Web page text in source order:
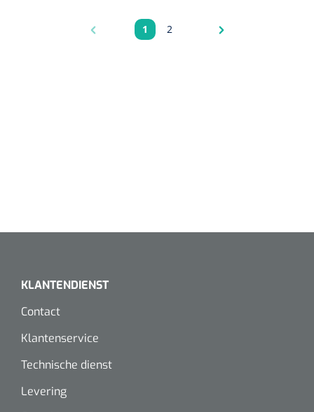
Pagina
1 Pagina
2
KLANTENDIENST
Contact
Klantenservice
Technische dienst
Levering